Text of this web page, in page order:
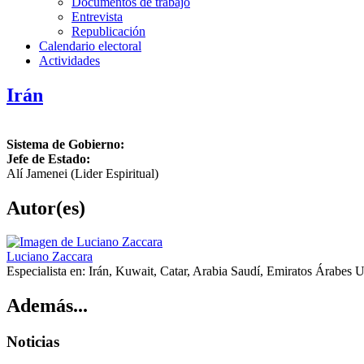
Entrevista
Republicación
Calendario electoral
Actividades
Irán
Sistema de Gobierno:
Jefe de Estado:
Alí Jamenei (Lider Espiritual)
Autor(es)
Luciano Zaccara
Especialista en: Irán, Kuwait, Catar, Arabia Saudí, Emiratos Árabes
Además...
Noticias